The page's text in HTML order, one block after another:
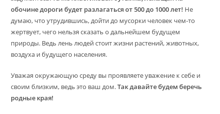
обочине дороги будет разлагаться от 500 до 1000 лет! Не
думаю, что утрудившись, дойти до мусорки человек чем-то
жертвует, чего нельзя сказать о дальнейшем будущем
природы. Ведь лень людей стоит жизни растений, животных,
воздуха и будущего населения.
Уважая окружающую среду вы проявляете уважение к себе и
своим близким, ведь это ваш дом.Так давайте будем беречь
родные края!